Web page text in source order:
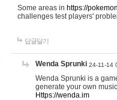
Some areas in https://
challenges test players'
답글달기
Wenda Sprunki 24-11-14
Wenda Sprunki is a
generate your own
Https://wenda.im